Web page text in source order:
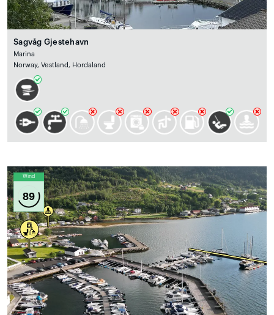
Sagvåg Gjestehavn
Marina
Norway, Vestland, Hordaland
Wind
89